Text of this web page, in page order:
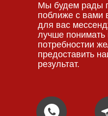
Мы будем рады
поближе с вами
для вас
лучше понимать
потребностии
предоставить
результат.